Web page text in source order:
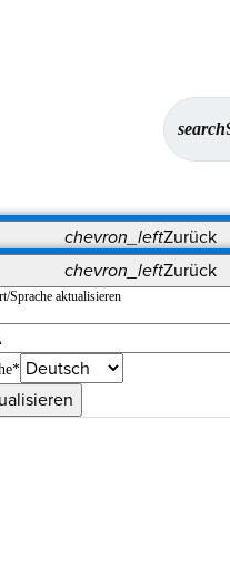
search
chevron_leftZurück
Systems OrthoPedia Patient
Portal
Synergy-Bildgebung
chevron_leftZurück
Sprache aktualisieren